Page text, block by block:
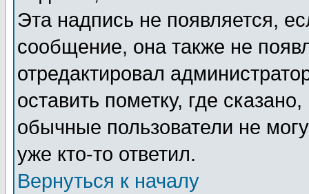
Эта надпись не появляется,
сообщение, она также не
отредактировал
оставить пометку, где
обычные пользователи не
уже кто-то ответил.
Вернуться к началу